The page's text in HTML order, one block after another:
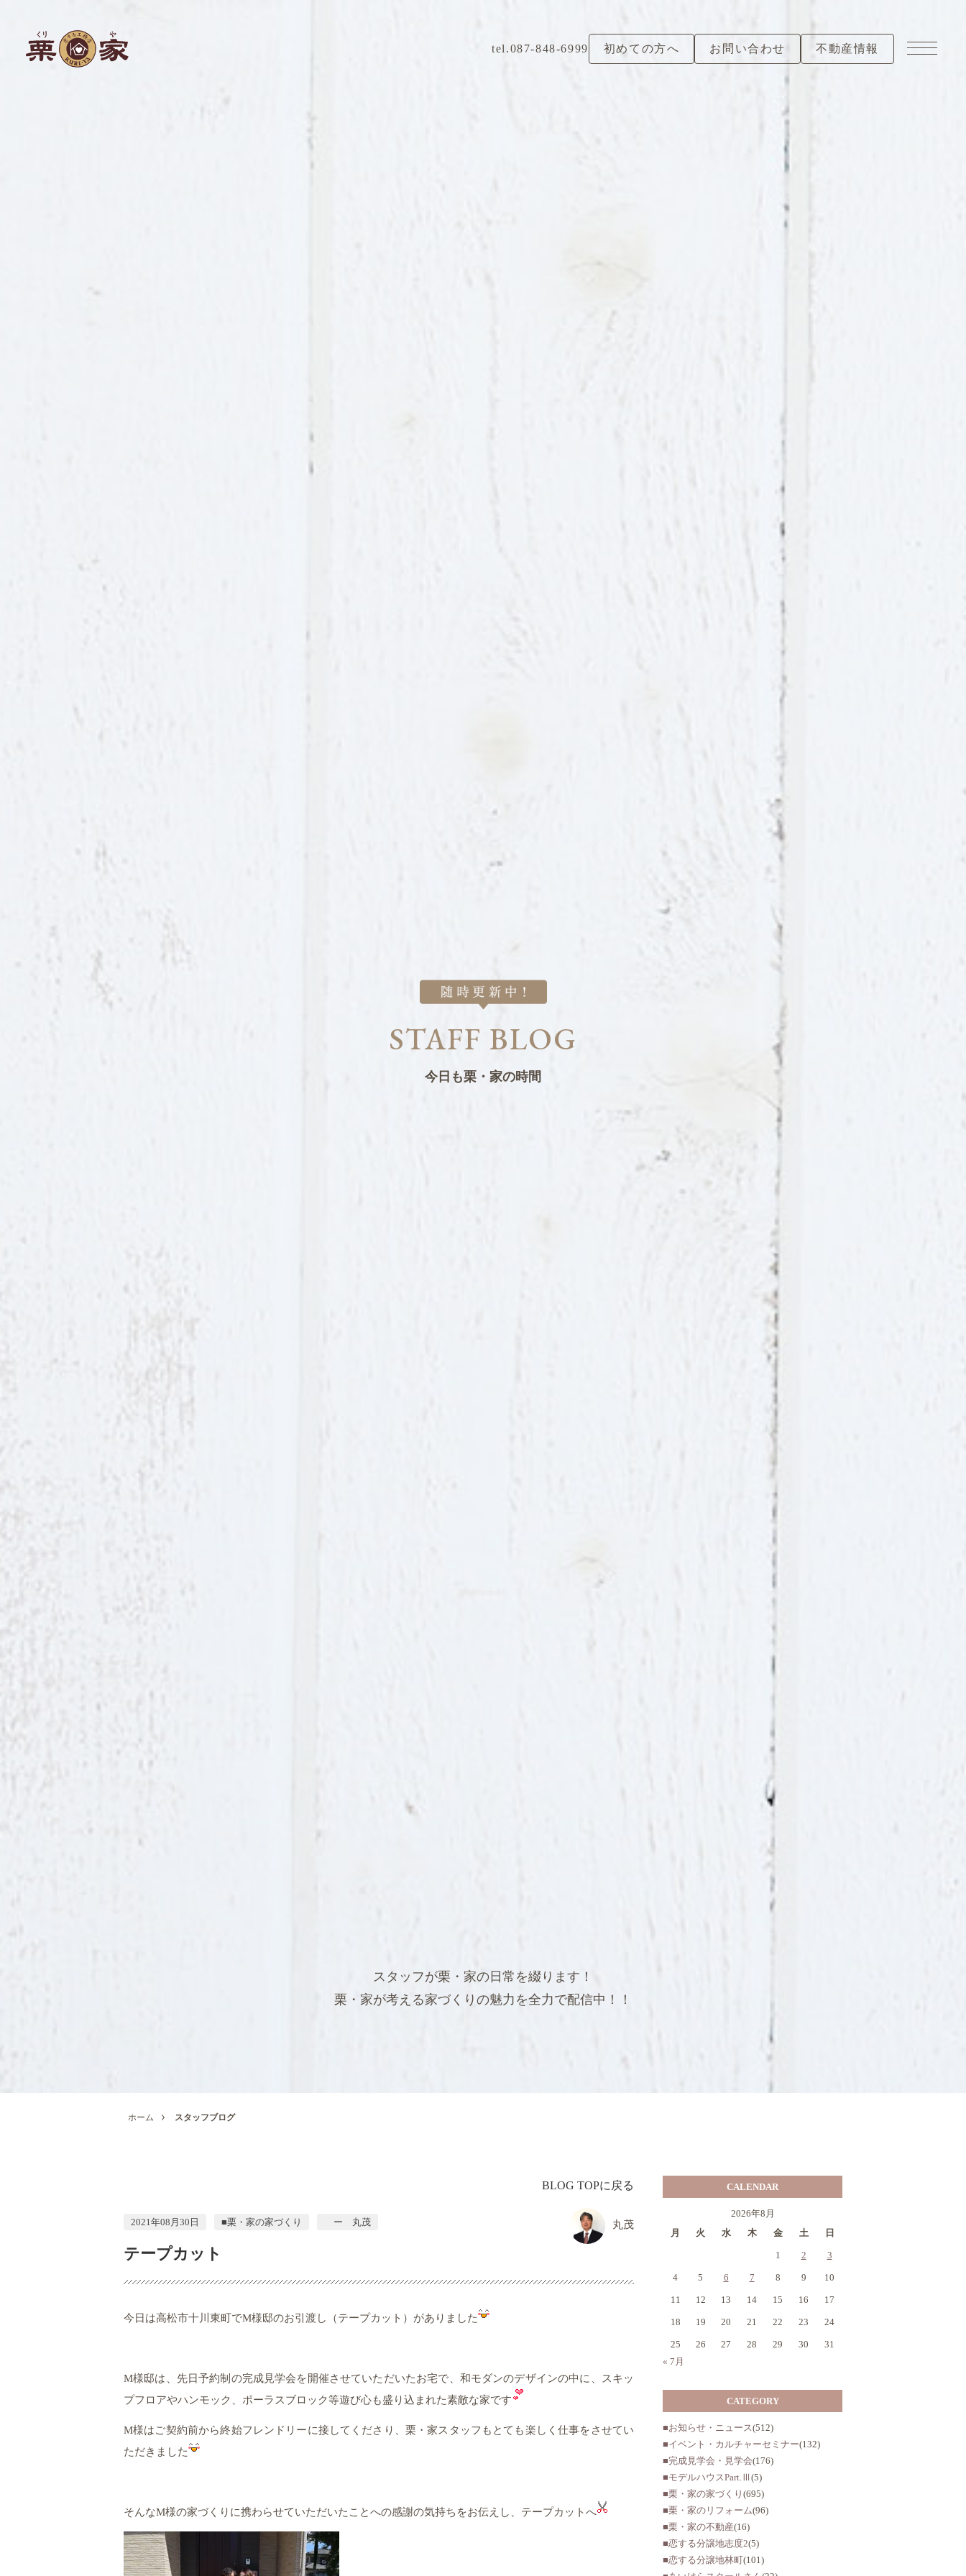
tel.087-848-6999 初めての方へ お問い合わせ 不動産情報
STAFF BLOG
今日も栗・家の時間
スタッフが栗・家の日常を綴ります！
栗・家が考える家づくりの魅力を全力で配信中！！
ホーム スタッフブログ
BLOG TOPに戻る
2021年08月30日 ■栗・家の家づくり ー 丸茂 丸茂
テープカット
今日は高松市十川東町でM様邸のお引渡し（テープカット）がありました
M様邸は、先日予約制の完成見学会を開催させていただいたお宅で、和モダンのデザインの中に、スキッ
プフロアやハンモック、ポーラスブロック等遊び心も盛り込まれた素敵な家です
M様はご契約前から終始フレンドリーに接してくださり、栗・家スタッフもとても楽しく仕事をさせてい
ただきました
そんなM様の家づくりに携わらせていただいたことへの感謝の気持ちをお伝えし、テープカットへ
CALENDAR
2026年8月
月
火 水 木 金 土 日
1 2 3
4 5 6 7 8 9 10
11 12 13 14 15 16 17
18 19 20 21 22 23 24
25 26 27 28 29 30
31
« 7月
CATEGORY
■お知らせ・ニュース(512)
■イベント・カルチャーセミナー(132)
■完成見学会・見学会(176)
■モデルハウスPart.Ⅲ (5)
■栗・家の家づくり (695)
■栗・家のリフォーム(96)
■栗・家の不動産(16)
■恋する分譲地志度2(5)
■恋する分譲地林町(101)